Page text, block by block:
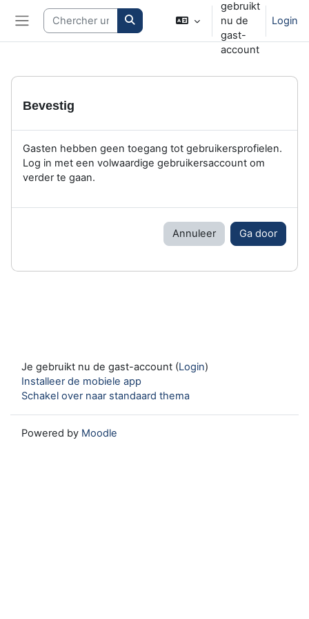
Ga naar hoofdinhoud
Zijpaneel
Search courses
gebruikt
nu de
gast-
account
Login
Bevestig
Gasten hebben geen toegang tot gebruikersprofielen.
Log in met een volwaardige gebruikersaccount om
verder te gaan.
Annuleer Ga door
Je gebruikt nu de gast-account (Login)
Installeer de mobiele app
Schakel over naar standaard thema
Powered by Moodle